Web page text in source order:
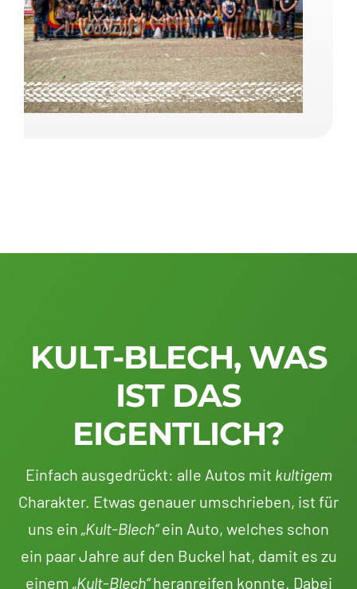
KULT-BLECH, WAS
IST DAS
EIGENTLICH?
Einfach ausgedrückt: alle Autos mit kultigem
Charakter. Etwas genauer umschrieben, ist für
uns ein „Kult-Blech“ein Auto, welches schon
ein paar Jahre auf den Buckel hat, damit es zu
einem „Kult-Blech“heranreifen konnte. Dabei